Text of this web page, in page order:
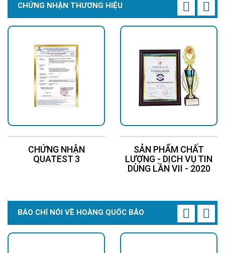
CHỨNG NHẬN THƯƠNG HIỆU
CHỨNG NHẬN
QUATEST 3
SẢN PHẨM CHẤT
LƯỢNG - DỊCH VỤ TIN
DÙNG LẦN VII - 2020
BÁO CHÍ NÓI VỀ HOÀNG QUỐC BẢO